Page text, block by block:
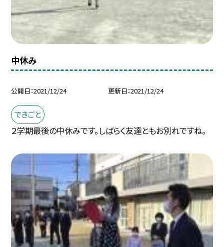
中休み
公開日 2021/12/24 更新日 2021/12/24
できごと
２学期最後の中休みです。しばらく友達ともお別れですね。